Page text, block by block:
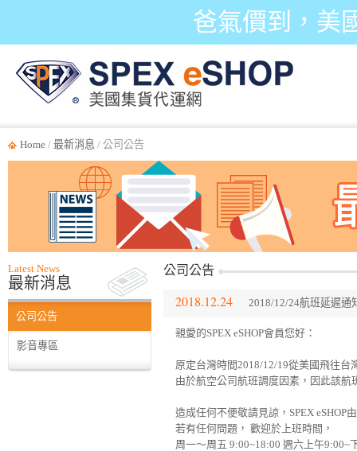
爸氣價到，美
Home / 最新消息 / 公司公告
Latest News
最新消息
公司公告
影音專區
公司公告
2018.12.24 2018/12/24航班延遲通
親愛的SPEX eSHOP會員您好：
原定台灣時間2018/12/19從美國飛往台
由於航空公司航班調度因素，因此該航
造成任何不便敬請見諒，SPEX eSHOP
若有任何問題， 歡迎於上班時間，
周一～周五 9:00~18:00 週六上午